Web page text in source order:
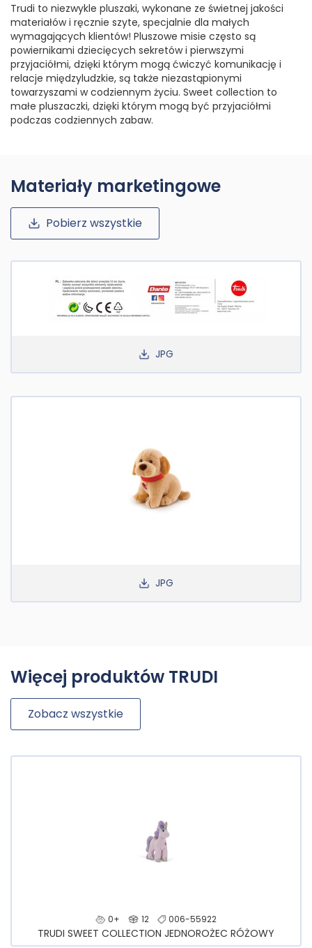
Trudi to niezwykle pluszaki, wykonane ze świetnej jakości
materiałów i ręcznie szyte, specjalnie dla małych
wymagających klientów! Pluszowe misie często są
powiernikami dziecięcych sekretów i pierwszymi
przyjaciółmi, dzięki którym mogą ćwiczyć komunikację i
relacje międzyludzkie, są także niezastąpionymi
towarzyszami w codziennym życiu. Sweet collection to
małe pluszaczki, dzięki którym mogą być przyjaciółmi
podczas codziennych zabaw.
Materiały marketingowe
Pobierz wszystkie
JPG
JPG
Więcej produktów TRUDI
Zobacz wszystkie
0+ 12 006-55922
TRUDI SWEET COLLECTION JEDNOROŻEC RÓŻOWY